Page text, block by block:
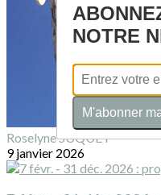
Roselyne SUQUET
9 janvier 2026
NOTRE
M'abonner